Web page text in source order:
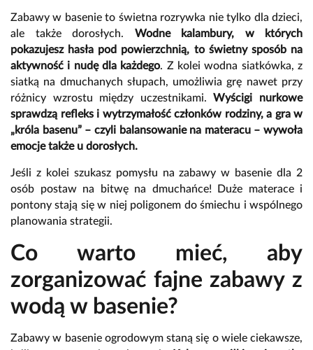
Zabawy w basenie to świetna rozrywka nie tylko dla dzieci,
ale także dorosłych. Wodne kalambury, w których
pokazujesz hasła pod powierzchnią, to świetny sposób na
aktywność i nudę dla każdego. Z kolei wodna siatkówka, z
siatką na dmuchanych słupach, umożliwia grę nawet przy
różnicy wzrostu między uczestnikami.Wyścigi nurkowe
sprawdzą refleks i wytrzymałość członków rodziny, a gra w
„króla basenu” – czyli balansowanie na materacu – wywoła
emocje także u dorosłych.
Jeśli z kolei szukasz pomysłu na zabawy w basenie dla 2
osób postaw na bitwę na dmuchańce! Duże materace i
pontony stają się w niej poligonem do śmiechu i wspólnego
planowania strategii.
Co warto mieć, aby
zorganizować fajne zabawy z
wodą w basenie?
Zabawy w basenie ogrodowym staną się o wiele ciekawsze,